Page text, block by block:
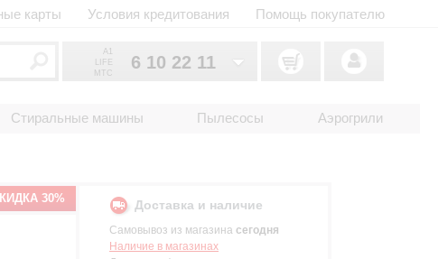
карты Условия кредитования Помощь покупателю
A1
LIFE
MTC
6 10 22 11
Стиральные машины Пылесосы Аэрогрили
Доставка и наличие
Самовывоз из магазина сегодня
Наличие в магазинах
30%